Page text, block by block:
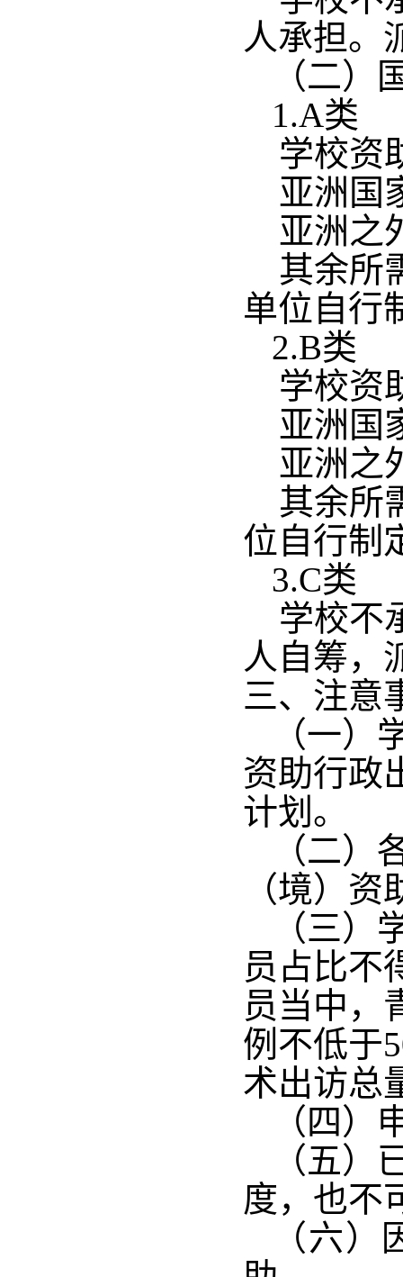
人承担。
（二）
1.A类
学校资
亚洲国
亚洲之
其余所
单位自行
2.B类
学校资
亚洲国
亚洲之
其余所
位自行制
3.C类
学校不
人自筹，
三、注意
（一
资助行政
计划。
（二）
（境）
（三
员占比不
员当中，
例不低于
术出访总
（四）
（五
度，也不
（六